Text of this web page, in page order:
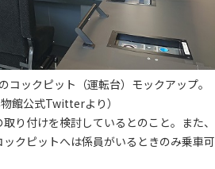
コックピット（運転台）モックアップ。
物館公式Twitterより）
り付けを検討しているとのこと。また、
クピットへは係員がいるときのみ乗車可